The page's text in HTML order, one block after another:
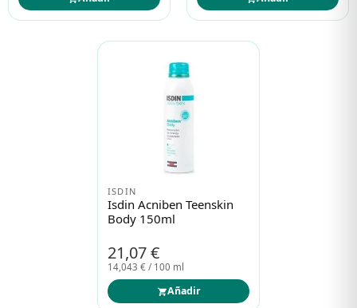
ISDIN
Isdin Acniben Teenskin
Body 150ml
21,07 €
14,043 € / 100 ml
Añadir